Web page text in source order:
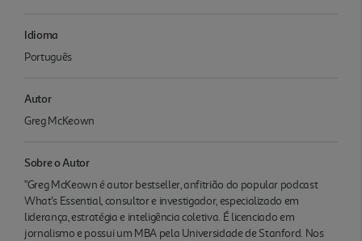
Idioma
Português
Autor
Greg McKeown
Sobre o Autor
"Greg McKeown é autor bestseller, anfitrião do popular podcast
What's Essential, consultor e investigador, especializado em
liderança, estratégia e inteligência coletiva. É licenciado em
jornalismo e possui um MBA pela Universidade de Stanford. Nos